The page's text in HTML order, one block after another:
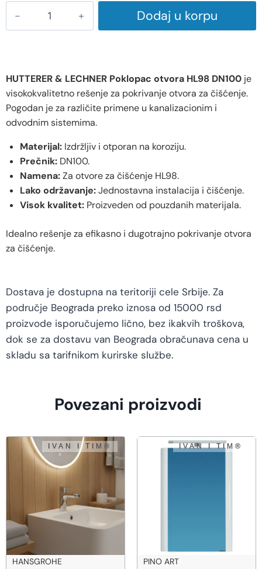
Dodaj u korpu
HUTTERER & LECHNER Poklopac otvora HL98 DN100 je
visokokvalitetno rešenje za pokrivanje otvora za čišćenje.
Pogodan je za različite primene u kanalizacionim i
odvodnim sistemima.
Materijal: Izdržljiv i otporan na koroziju.
Prečnik: DN100.
Namena:Za otvore za čišćenje HL98.
Lako održavanje:Jednostavna instalacija i čišćenje.
Visok kvalitet: Proizveden od pouzdanih materijala.
Idealno rešenje za efikasno i dugotrajno pokrivanje otvora
za čišćenje.
Dostava je dostupna na teritoriji cele Srbije. Za
područje Beograda preko iznosa od 15000 rsd
proizvode isporučujemo lično, bez ikakvih troškova,
dok se za dostavu van Beograda obračunava cena u
skladu sa tarifnikom kurirske službe.
Povezani proizvodi
PINO ART
PINO ART